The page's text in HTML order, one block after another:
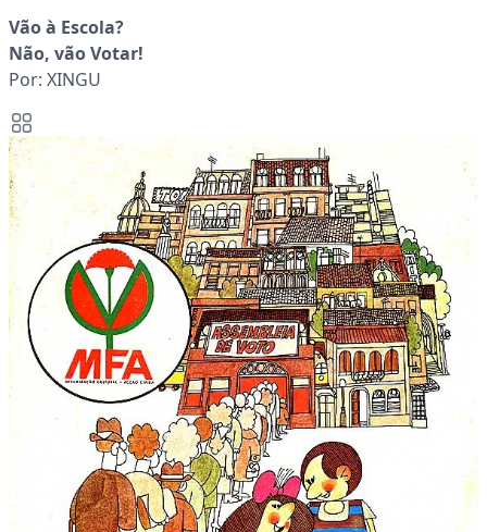
Vão à Escola?
Não, vão Votar!
Por: XINGU